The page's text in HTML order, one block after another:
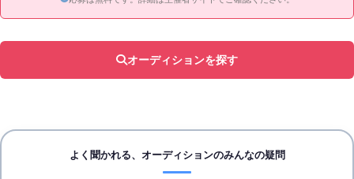
オーディションを探す
よく聞かれる、オーディションのみんなの疑問